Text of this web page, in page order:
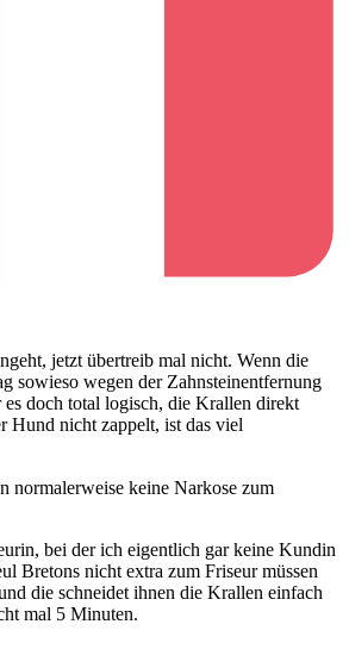
jetzt übertreib mal nicht. Wenn die
sowieso wegen der Zahnsteinentfernung
es doch total logisch, die Krallen direkt
Hund nicht zappelt, ist das viel
normalerweise keine Narkose zum
bei der ich eigentlich gar keine Kundin
Bretons nicht extra zum Friseur müssen
die schneidet ihnen die Krallen einfach
mal 5 Minuten.